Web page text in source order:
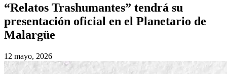
“Relatos Trashumantes” tendrá su
presentación oficial en el Planetario de
Malargüe
12 mayo, 2026